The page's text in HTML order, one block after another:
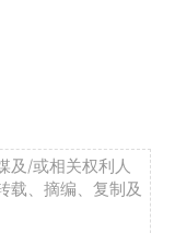
及/或相关权利人
载、摘编、复制及